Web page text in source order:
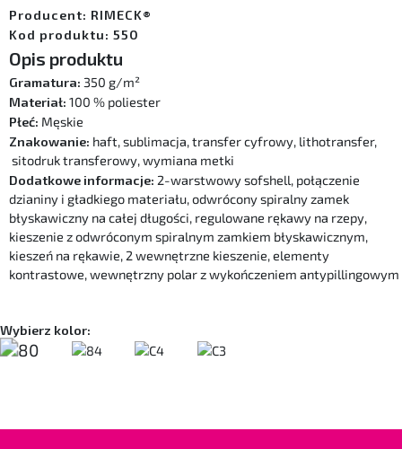
Producent: RIMECK®
Kod produktu: 550
Opis produktu
Gramatura: 350 g/m²
Materiał: 100 % poliester
Płeć: Męskie
Znakowanie: haft, sublimacja, transfer cyfrowy, lithotransfer,
sitodruk transferowy, wymiana metki
Dodatkowe informacje: 2-warstwowy sofshell, połączenie
dzianiny i gładkiego materiału, odwrócony spiralny zamek
błyskawiczny na całej długości, regulowane rękawy na rzepy,
kieszenie z odwróconym spiralnym zamkiem błyskawicznym,
kieszeń na rękawie, 2 wewnętrzne kieszenie, elementy
kontrastowe, wewnętrzny polar z wykończeniem antypillingowym
Wybierz kolor: